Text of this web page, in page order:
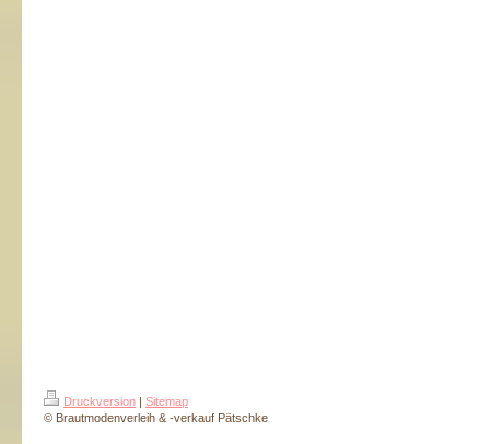
Druckversion | Sitemap
© Brautmodenverleih & -verkauf Pätschke